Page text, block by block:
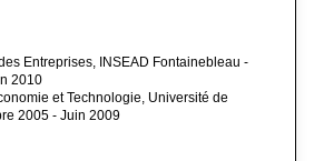
Entreprises, INSEAD Fontainebleau -
2010
et Technologie, Université de
2005 - Juin 2009